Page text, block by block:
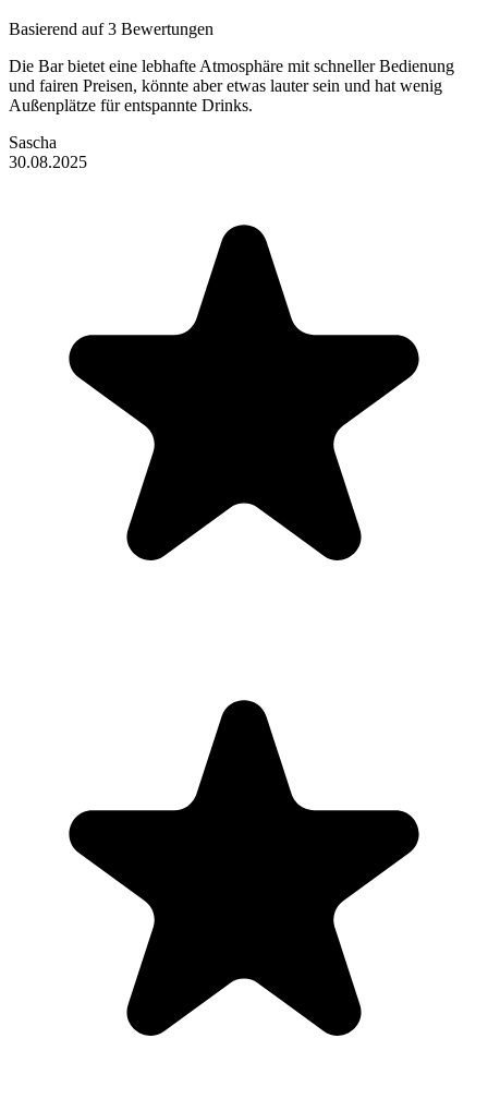
Basierend auf 3 Bewertungen
Die Bar bietet eine lebhafte Atmosphäre mit schneller Bedienung
und fairen Preisen, könnte aber etwas lauter sein und hat wenig
Außenplätze für entspannte Drinks.
Sascha
30.08.2025